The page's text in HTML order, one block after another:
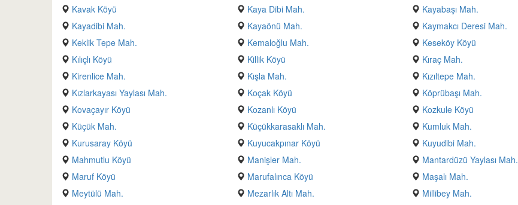
Kavak Köyü
Kaya Dibi Mah. Kayabaşı Mah.
Kayadibi Mah.
Kayaönü Mah. Kaymakcı Deresi Mah.
Keklik Tepe Mah.
Kemaloğlu Mah. Keseköy Köyü
Kılıçlı Köyü
Killik Köyü Kıraç Mah.
Kirenlice Mah.
Kışla Mah. Kızıltepe Mah.
Kızlarkayası Yaylası Mah.
Koçak Köyü Köprübaşı Mah.
Kovaçayır Köyü
Kozanlı Köyü Kozkule Köyü
Küçük Mah.
Küçükkarasaklı Mah. Kumluk Mah.
Kurusaray Köyü
Kuyucakpınar Köyü Kuyudibi Mah.
Mahmutlu Köyü
Manişler Mah. Mantardüzü Yaylası Mah.
Maruf Köyü
Marufalınca Köyü Maşalı Mah.
Meytülü Mah.
Mezarlık Altı Mah. Millibey Mah.